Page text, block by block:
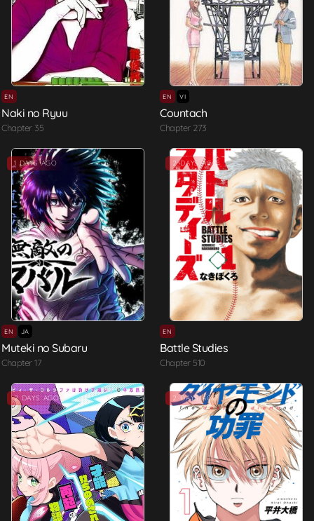
EN
Naki no Ryuu
Chapter 35
EN VI
Countach
Chapter 273
1 DAYS AGO
EN JA
Muteki no Subaru
Chapter 17
2 DAYS AGO
EN
Battle Studies
Chapter 510
2 DAYS AGO 2 DAYS AGO